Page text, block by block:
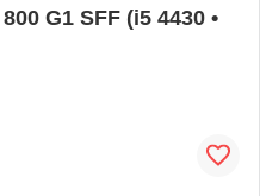
G1 SFF (i5 4430 •